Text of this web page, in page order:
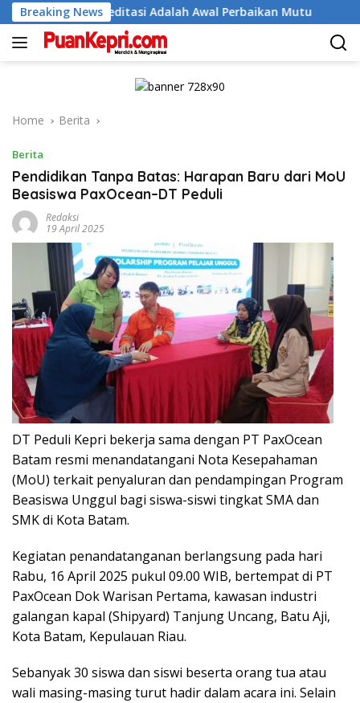
Skip
to
content
Breaking News
Adalah Awal Perbaikan Mutu Bupati Aneng
Home Berita
Berita
Pendidikan Tanpa Batas: Harapan Baru dari MoU
Beasiswa PaxOcean–DT Peduli
Redaksi
19 April 2025
DT Peduli Kepri bekerja sama dengan PT PaxOcean
Batam resmi menandatangani Nota Kesepahaman
(MoU) terkait penyaluran dan pendampingan Program
Beasiswa Unggul bagi siswa-siswi tingkat SMA dan
SMK di Kota Batam.
Kegiatan penandatanganan berlangsung pada hari
Rabu, 16 April 2025 pukul 09.00 WIB, bertempat di PT
PaxOcean Dok Warisan Pertama, kawasan industri
galangan kapal (Shipyard) Tanjung Uncang, Batu Aji,
Kota Batam, Kepulauan Riau.
Sebanyak 30 siswa dan siswi beserta orang tua atau
wali masing-masing turut hadir dalam acara ini. Selain